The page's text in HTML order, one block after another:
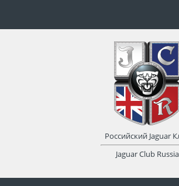
Российский Jaguar
Jaguar Club Russia